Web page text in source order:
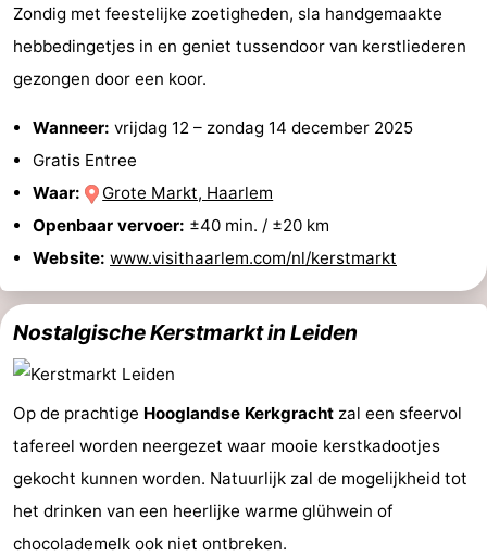
Eindhoven
-
Parkeren
Tips
voor
toeristen
Medische
adressen
Weer
Contact
Zondig met feestelijke zoetigheden, sla handgemaakte
hebbedingetjes in en geniet tussendoor van kerstliederen
gezongen door een koor.
Wanneer: vrijdag 12 – zondag 14 december 2025
Gratis Entree
Waar:
Grote Markt, Haarlem
Openbaar vervoer: ±40 min. / ±20 km
Website: www.visithaarlem.com/nl/kerstmarkt
Nostalgische Kerstmarkt in Leiden
Op de prachtige Hooglandse Kerkgracht zal een sfeervol
tafereel worden neergezet waar mooie kerstkadootjes
gekocht kunnen worden. Natuurlijk zal de mogelijkheid tot
het drinken van een heerlijke warme glühwein of
chocolademelk ook niet ontbreken.